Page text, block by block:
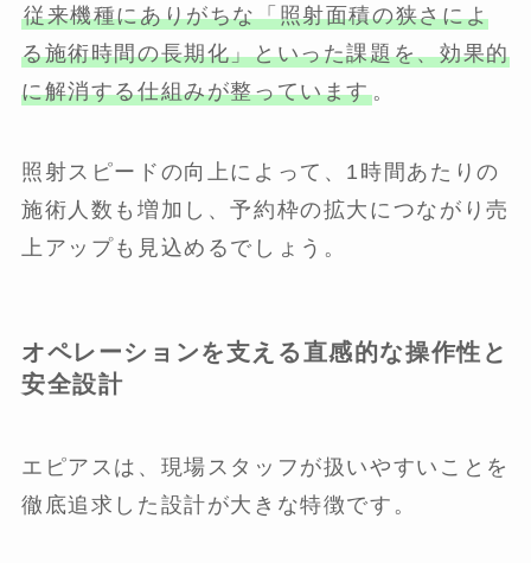
従来機種にありがちな「照射面積の狭さによ
る施術時間の長期化」といった課題を、効果的
に解消する仕組みが整っています。
照射スピードの向上によって、1時間あたりの
施術人数も増加し、予約枠の拡大につながり売
上アップも見込めるでしょう。
オペレーションを支える直感的な操作性と
安全設計
エピアスは、現場スタッフが扱いやすいことを
徹底追求した設計が大きな特徴です。